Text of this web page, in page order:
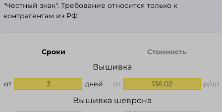
"Честный знак". Требование относится только к
контрагентам из РФ
Сроки Стоимость
Вышивка
от 3 дней от 136.02 р/шт
Вышивка шеврона